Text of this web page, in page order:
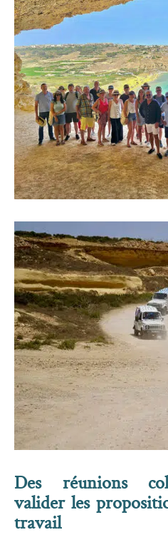
Des réunions
valider les
travail